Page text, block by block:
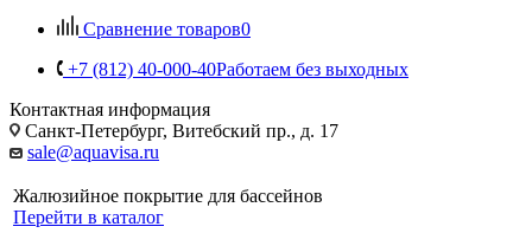
Сравнение товаров0
+7 (812) 40-000-40Работаем без выходных
Контактная информация
Санкт-Петербург, Витебский пр., д. 17
sale@aquavisa.ru
Жалюзийное покрытие для бассейнов
Перейти в каталог